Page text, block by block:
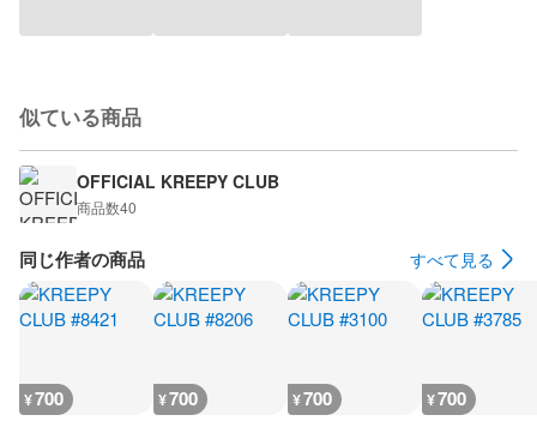
似ている商品
OFFICIAL KREEPY CLUB
商品数40
同じ作者の商品 すべて見る
¥700 ¥700 ¥700 ¥700